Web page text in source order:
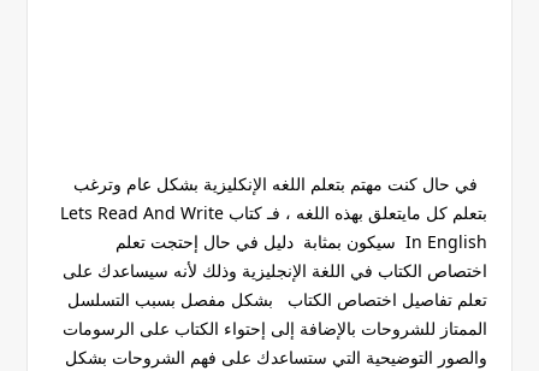
في حال كنت مهتم بتعلم اللغه الإنكليزية بشكل عام وترغب
بتعلم كل مايتعلق بهذه اللغه ، فـ كتاب Lets Read And Write
In English سيكون بمثابة دليل في حال إحتجت تعلم
اختصاص الكتاب في اللغة الإنجليزية وذلك لأنه سيساعدك على
تعلم تفاصيل اختصاص الكتاب بشكل مفصل بسبب التسلسل
الممتاز للشروحات بالإضافة إلى إحتواء الكتاب على الرسومات
والصور التوضيحية التي ستساعدك على فهم الشروحات بشكل